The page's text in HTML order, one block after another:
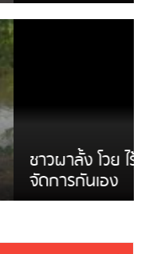
ล ดินสไลด์ ต้อง